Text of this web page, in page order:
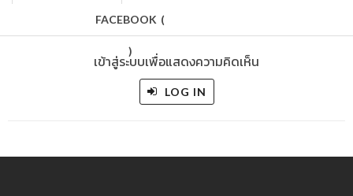
FACEBOOK (
)
เข้าสู่ระบบเพื่อแสดงความคิดเห็น
LOG IN